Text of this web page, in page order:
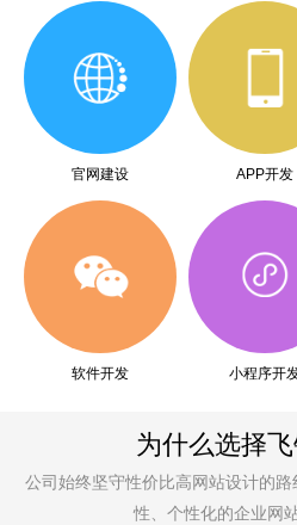
官网建设 APP开发
软件开发 小程序开
为什么选择
公司始终坚守性价比高网站设计的
性、个性化的企业网